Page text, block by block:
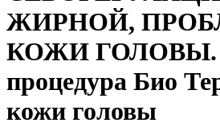
ЖИРНОЙ,
КОЖИ ГОЛОВЫ.
процедура Био
кожи головы